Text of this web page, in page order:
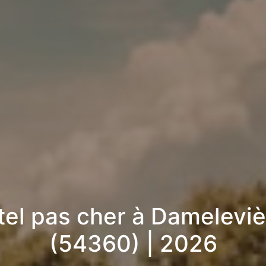
pas cher à
(54360) | 2026